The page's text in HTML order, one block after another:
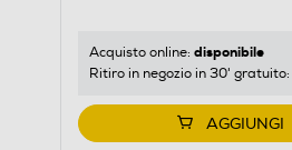
Acquisto online: disponibile
Ritiro in negozio in 30' gratuito:
AGGIUNGI